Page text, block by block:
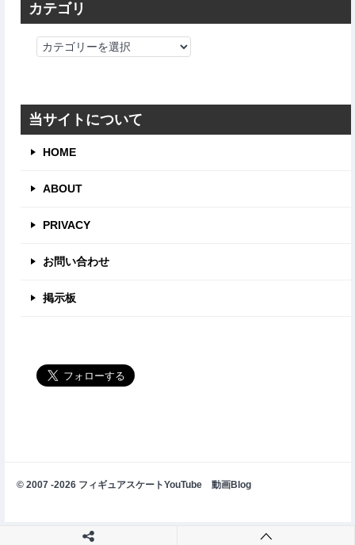
カテゴリ
カ
リ
当サイトについて
HOME
ABOUT
PRIVACY
お問い合わせ
掲示板
© 2007 -2026 フィギュアスケートYouTube 動画Blog